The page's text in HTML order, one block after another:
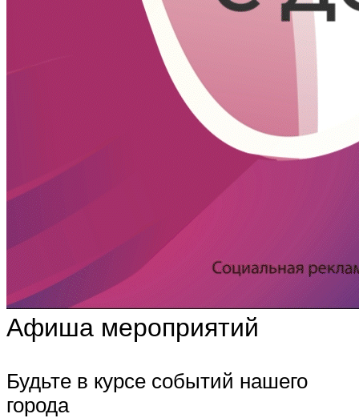
Афиша мероприятий
Будьте в курсе событий нашего
города